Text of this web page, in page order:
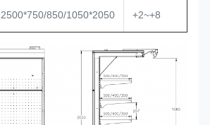
2500*750/850/1050*2050 +2~+8
3750*750/850/1050*2050 +2~+8
40*750/850/1050*2050
disponibile